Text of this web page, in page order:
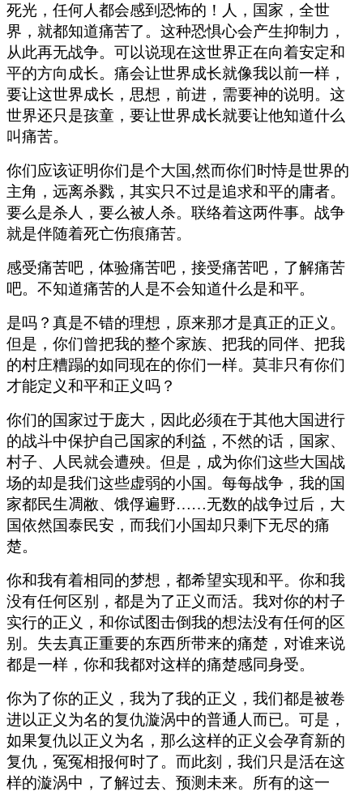
死光，任何人都会感到恐怖的！人，国家，全世
界，就都知道痛苦了。这种恐惧心会产生抑制力，
从此再无战争。可以说现在这世界正在向着安定和
平的方向成长。痛会让世界成长就像我以前一样，
要让这世界成长，思想，前进，需要神的说明。这
世界还只是孩童，要让世界成长就要让他知道什么
叫痛苦。
你们应该证明你们是个大国,然而你们时恃是世界的
主角，远离杀戮，其实只不过是追求和平的庸者。
要么是杀人，要么被人杀。联络着这两件事。战争
就是伴随着死亡伤痕痛苦。
感受痛苦吧，体验痛苦吧，接受痛苦吧，了解痛苦
吧。不知道痛苦的人是不会知道什么是和平。
是吗？真是不错的理想，原来那才是真正的正义。
但是，你们曾把我的整个家族、把我的同伴、把我
的村庄糟蹋的如同现在的你们一样。莫非只有你们
才能定义和平和正义吗？
你们的国家过于庞大，因此必须在于其他大国进行
的战斗中保护自己国家的利益，不然的话，国家、
村子、人民就会遭殃。但是，成为你们这些大国战
场的却是我们这些虚弱的小国。每每战争，我的国
家都民生凋敝、饿俘遍野……无数的战争过后，大
国依然国泰民安，而我们小国却只剩下无尽的痛
楚。
你和我有着相同的梦想，都希望实现和平。你和我
没有任何区别，都是为了正义而活。我对你的村子
实行的正义，和你试图击倒我的想法没有任何的区
别。失去真正重要的东西所带来的痛楚，对谁来说
都是一样，你和我都对这样的痛楚感同身受。
你为了你的正义，我为了我的正义，我们都是被卷
进以正义为名的复仇漩涡中的普通人而已。可是，
如果复仇以正义为名，那么这样的正义会孕育新的
复仇，冤冤相报何时了。而此刻，我们只是活在这
样的漩涡中，了解过去、预测未来。所有的这一